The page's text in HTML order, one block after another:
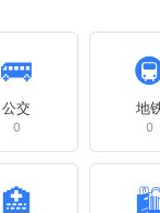
🚌
公交
0
地
0
🏥